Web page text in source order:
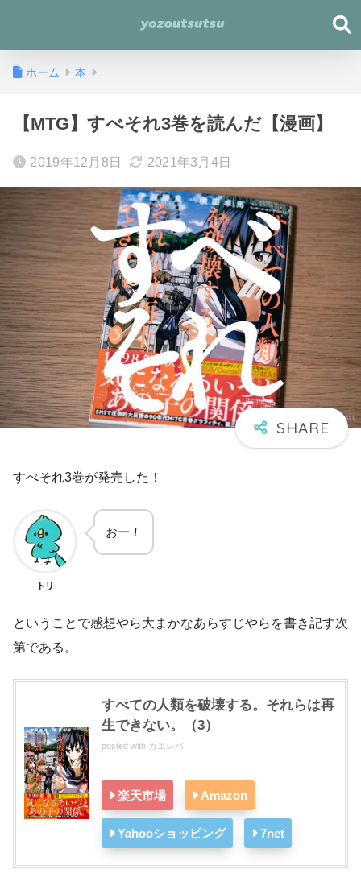
ホーム 本
【MTG】すべそれ3巻を読んだ【漫画】
2019年12月8日 2021年3月4日
すべそれ3巻が発売した！
トリ
おー！
ということで感想やら大まかなあらすじやらを書き記す次
第である。
すべての人類を破壊する。それらは再
生できない。（3）
posted with カエレバ
楽天市場 Amazon
Yahooショッピング 7net